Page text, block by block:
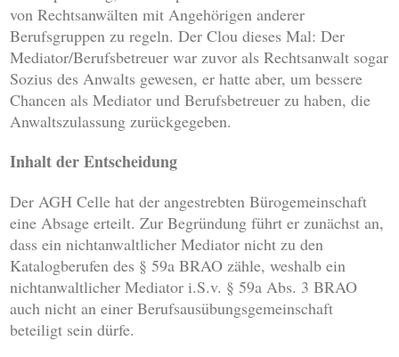
von Rechtsanwälten mit Angehörigen anderer
Berufsgruppen zu regeln. Der Clou dieses Mal: Der
Mediator/Berufsbetreuer war zuvor als Rechtsanwalt sogar
Sozius des Anwalts gewesen, er hatte aber, um bessere
Chancen als Mediator und Berufsbetreuer zu haben, die
Anwaltszulassung zurückgegeben.
Inhalt der Entscheidung
Der AGH Celle hat der angestrebten Bürogemeinschaft
eine Absage erteilt. Zur Begründung führt er zunächst an,
dass ein nichtanwaltlicher Mediator nicht zu den
Katalogberufen des § 59a BRAO zähle, weshalb ein
nichtanwaltlicher Mediator i.S.v. § 59a Abs. 3 BRAO
auch nicht an einer Berufsausübungsgemeinschaft
beteiligt sein dürfe.